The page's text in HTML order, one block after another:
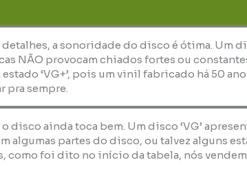
a sonoridade do disco é ótima. Um
NÃO provocam chiados fortes ou
‘VG+’, pois um vinil fabricado há 50
pra sempre.
disco ainda toca bem. Um disco ‘VG’
algumas partes do disco, ou talvez alguns
como foi dito no início da tabela, nós